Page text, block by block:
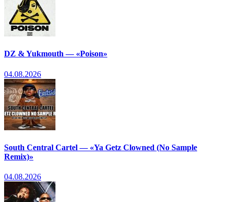
DZ & Yukmouth — «Poison»
04.08.2026
South Central Cartel — «Ya Getz Clowned (No Sample
Remix)»
04.08.2026